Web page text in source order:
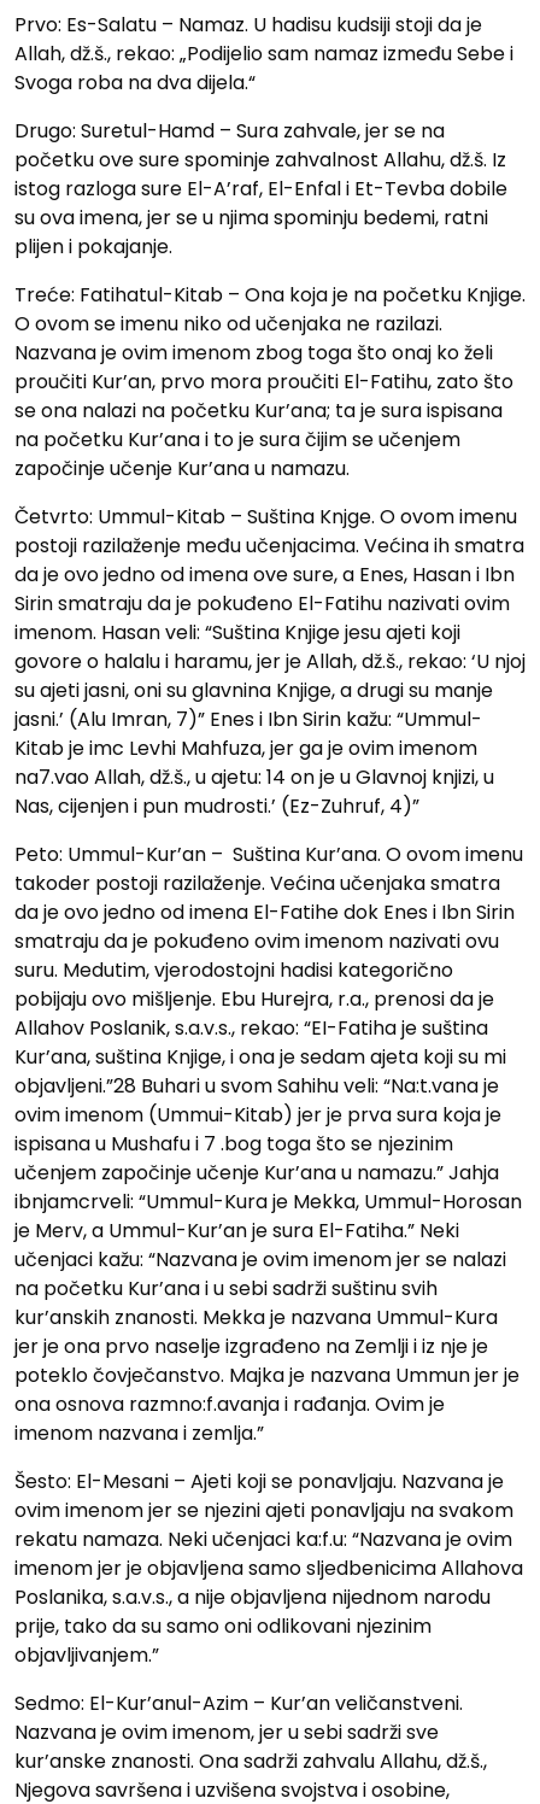
Prvo: Es-Salatu – Namaz. U hadisu kudsiji stoji da je
Allah, dž.š., rekao: „Podijelio sam namaz između Sebe i
Svoga roba na dva dijela.“
Drugo: Suretul-Hamd – Sura zahvale, jer se na
početku ove sure spominje zahvalnost Allahu, dž.š. Iz
istog razloga sure El-A’raf, El-Enfal i Et-Tevba dobile
su ova imena, jer se u njima spominju bedemi, ratni
plijen i pokajanje.
Treće: Fatihatul-Kitab – Ona koja je na početku Knjige.
O ovom se imenu niko od učenjaka ne razilazi.
Nazvana je ovim imenom zbog toga što onaj ko želi
proučiti Kur’an, prvo mora proučiti El-Fatihu, zato što
se ona nalazi na početku Kur’ana; ta je sura ispisana
na početku Kur’ana i to je sura čijim se učenjem
započinje učenje Kur’ana u namazu.
Četvrto: Ummul-Kitab – Suština Knjge. O ovom imenu
postoji razilaženje među učenjacima. Većina ih smatra
da je ovo jedno od imena ove sure, a Enes, Hasan i Ibn
Sirin smatraju da je pokuđeno El-Fatihu nazivati ovim
imenom. Hasan veli: “Suština Knjige jesu ajeti koji
govore o halalu i haramu, jer je Allah, dž.š., rekao: ‘U njoj
su ajeti jasni, oni su glavnina Knjige, a drugi su manje
jasni.’ (Alu Imran, 7)” Enes i Ibn Sirin kažu: “Ummul-
Kitab je imc Levhi Mahfuza, jer ga je ovim imenom
na7.vao Allah, dž.š., u ajetu: 14 on je u Glavnoj knjizi, u
Nas, cijenjen i pun mudrosti.’ (Ez-Zuhruf, 4)”
Peto: Ummul-Kur’an – Suština Kur’ana. O ovom imenu
takoder postoji razilaženje. Većina učenjaka smatra
da je ovo jedno od imena El-Fatihe dok Enes i Ibn Sirin
smatraju da je pokuđeno ovim imenom nazivati ovu
suru. Medutim, vjerodostojni hadisi kategorično
pobijaju ovo mišljenje. Ebu Hurejra, r.a., prenosi da je
Allahov Poslanik, s.a.v.s., rekao: “EI-Fatiha je suština
Kur’ana, suština Knjige, i ona je sedam ajeta koji su mi
objavljeni.”28 Buhari u svom Sahihu veli: “Na:t.vana je
ovim imenom (Ummui-Kitab) jer je prva sura koja je
ispisana u Mushafu i 7 .bog toga što se njezinim
učenjem započinje učenje Kur’ana u namazu.” Jahja
ibnjamcrveli: “Ummul-Kura je Mekka, Ummul-Horosan
je Merv, a Ummul-Kur’an je sura El-Fatiha.” Neki
učenjaci kažu: “Nazvana je ovim imenom jer se nalazi
na početku Kur’ana i u sebi sadrži suštinu svih
kur’anskih znanosti. Mekka je nazvana Ummul-Kura
jer je ona prvo naselje izgrađeno na Zemlji i iz nje je
poteklo čovječanstvo. Majka je nazvana Ummun jer je
ona osnova razmno:f.avanja i rađanja. Ovim je
imenom nazvana i zemlja.”
Šesto: El-Mesani – Ajeti koji se ponavljaju. Nazvana je
ovim imenom jer se njezini ajeti ponavljaju na svakom
rekatu namaza. Neki učenjaci ka:f.u: “Nazvana je ovim
imenom jer je objavljena samo sljedbenicima Allahova
Poslanika, s.a.v.s., a nije objavljena nijednom narodu
prije, tako da su samo oni odlikovani njezinim
objavljivanjem.”
Sedmo: El-Kur’anul-Azim – Kur’an veličanstveni.
Nazvana je ovim imenom, jer u sebi sadrži sve
kur’anske znanosti. Ona sadrži zahvalu Allahu, dž.š.,
Njegova savršena i uzvišena svojstva i osobine,